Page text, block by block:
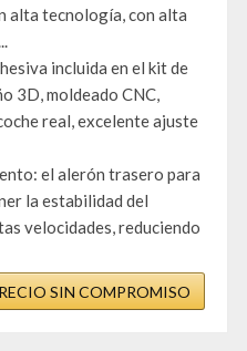
alta tecnología, con alta
incluida en el kit de
3D, moldeado CNC,
real, excelente ajuste
el alerón trasero para
la estabilidad del
velocidades, reduciendo
SIN COMPROMISO